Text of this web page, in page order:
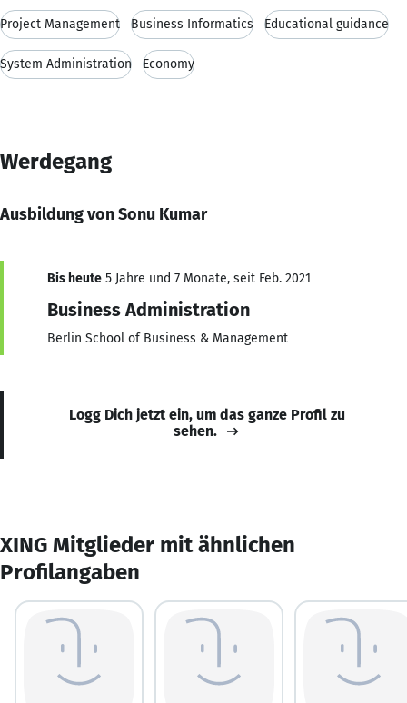
Project Management Business Informatics Educational guidance
System Administration Economy
Werdegang
Ausbildung von Sonu Kumar
Bis heute 5 Jahre und 7 Monate, seit Feb. 2021
Business Administration
Berlin School of Business & Management
Logg Dich jetzt ein, um das ganze Profil zu
sehen.
XING Mitglieder mit ähnlichen
Profilangaben